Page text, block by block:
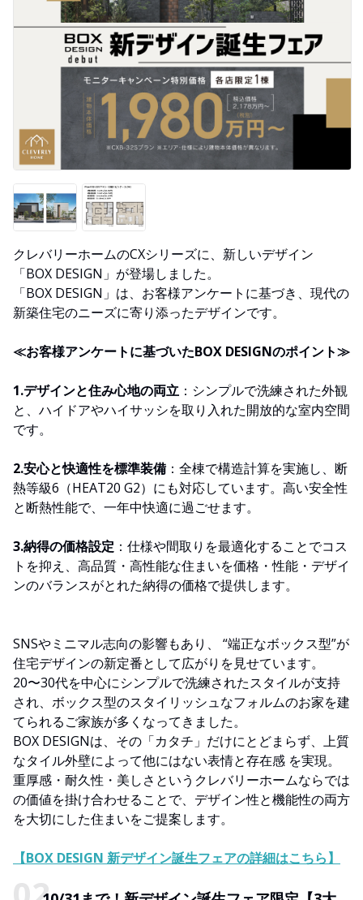
クレバリーホームのCXシリーズに、新しいデザイン
「BOX DESIGN」が登場しました。
「BOX DESIGN」は、お客様アンケートに基づき、現代の
新築住宅のニーズに寄り添ったデザインです。
≪お客様アンケートに基づいたBOX DESIGNのポイント≫
1.デザインと住み心地の両立 ：シンプルで洗練された外観
と、ハイドアやハイサッシを取り入れた開放的な室内空間
です。
2.安心と快適性を標準装備 ：全棟で構造計算を実施し、断
熱等級6（HEAT20 G2）にも対応しています。高い安全性
と断熱性能で、一年中快適に過ごせます。
3.納得の価格設定 ：仕様や間取りを最適化することでコス
トを抑え、高品質・高性能な住まいを価格・性能・デザイ
ンのバランスがとれた納得の価格で提供します。
SNSやミニマル志向の影響もあり、 “端正なボックス型”が
住宅デザインの新定番として広がりを見せています。
20〜30代を中心にシンプルで洗練されたスタイルが支持
され、ボックス型のスタイリッシュなフォルムのお家を建
てられるご家族が多くなってきました。
BOX DESIGNは、その「カタチ」だけにとどまらず、上質
なタイル外壁によって他にはない表情と存在感 を実現。
重厚感・耐久性・美しさというクレバリーホームならでは
の価値を掛け合わせることで、デザイン性と機能性の両方
を大切にした住まいをご提案します。
【BOX DESIGN 新デザイン誕生フェアの詳細はこちら】